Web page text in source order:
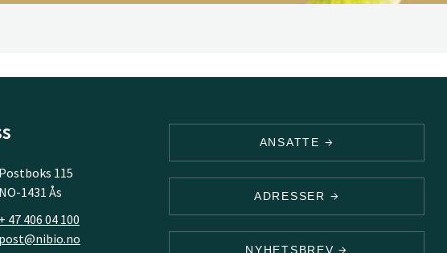
Postboks 115
NO-1431 Ås
+ 47 406 04 100
post@nibio.no
ANSATTE
ADRESSER
NYHETSBREV